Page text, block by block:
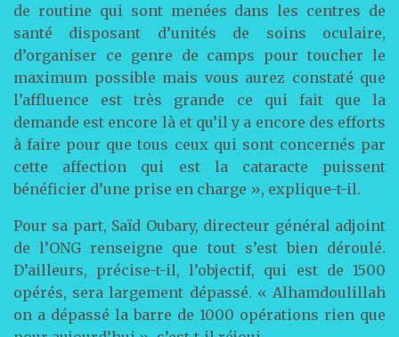
de routine qui sont menées dans les centres de
santé disposant d’unités de soins oculaire,
d’organiser ce genre de camps pour toucher le
maximum possible mais vous aurez constaté que
l’affluence est très grande ce qui fait que la
demande est encore là et qu’il y a encore des efforts
à faire pour que tous ceux qui sont concernés par
cette affection qui est la cataracte puissent
bénéficier d’une prise en charge », explique-t-il.
Pour sa part, Saïd Oubary, directeur général adjoint
de l’ONG renseigne que tout s’est bien déroulé.
D’ailleurs, précise-t-il, l’objectif, qui est de 1500
opérés, sera largement dépassé. « Alhamdoulillah
on a dépassé la barre de 1000 opérations rien que